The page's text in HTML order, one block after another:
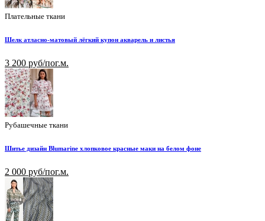
Плательные ткани
Шелк атласно-матовый лёгкий купон акварель и листья
3 200 руб/пог.м.
Рубашечные ткани
Шитье дизайн Blumarine хлопковое красные маки на белом фоне
2 000 руб/пог.м.